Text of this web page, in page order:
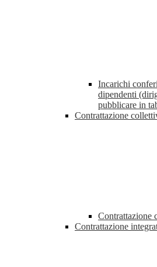
Incarichi
dipendenti
pubblicare in
Contrattazione
Contrattazione
Contrattazione